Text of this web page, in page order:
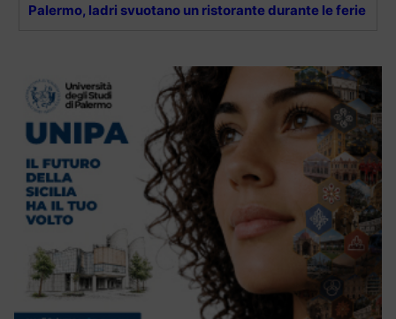
Palermo, ladri svuotano un ristorante durante le ferie